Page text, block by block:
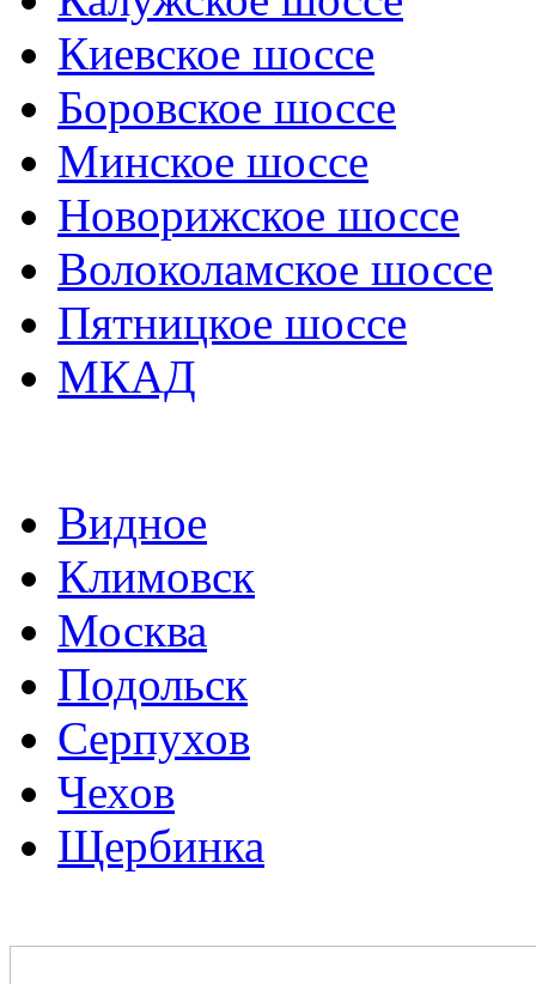
Киевское шоссе
Боровское шоссе
Минское шоссе
Новорижское шоссе
Волоколамское шоссе
Пятницкое шоссе
МКАД
Видное
Климовск
Москва
Подольск
Серпухов
Чехов
Щербинка